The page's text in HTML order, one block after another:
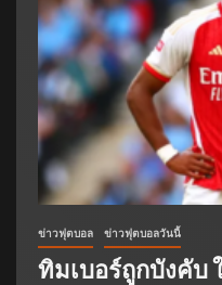
ข่าวฟุตบอล ข่าวฟุตบอลวันนี้
ทิมเบอร์ถูกบังคับ